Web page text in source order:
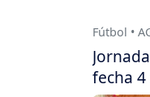
Fútbol •
fecha